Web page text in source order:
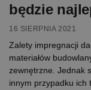
będzie
16 SIERPNIA 2021
Zalety impregnacji
materiałów
zewnętrzne. Jednak
innym przypadku ich